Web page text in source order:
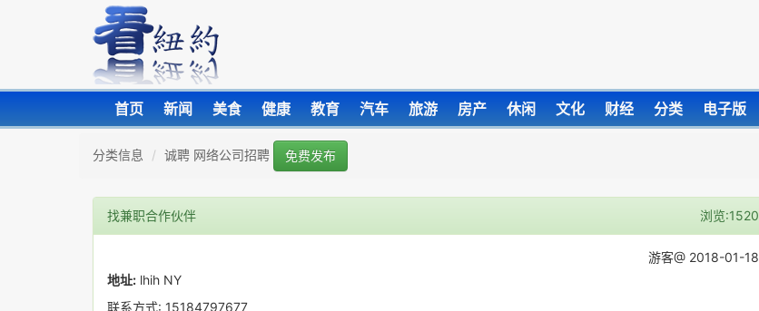
首页 新闻 美食 健康 教育 汽车 旅游 房产 休闲 文化 财经 分类 电子版
分类信息 诚聘 网络公司招聘 免费发布
找兼职合作伙伴 浏览:1520
游客@ 2018-01-18
地址: lhih NY
联系方式: 15184797677